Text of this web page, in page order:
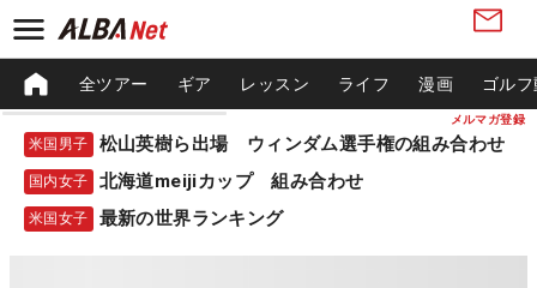
メルマガ登録
全ツアー ギア レッスン ライフ 漫画 ゴル
米国男子 松山英樹ら出場 ウィンダム選手権の組み合わせ
国内女子 北海道meijiカップ 組み合わせ
米国女子 最新の世界ランキング